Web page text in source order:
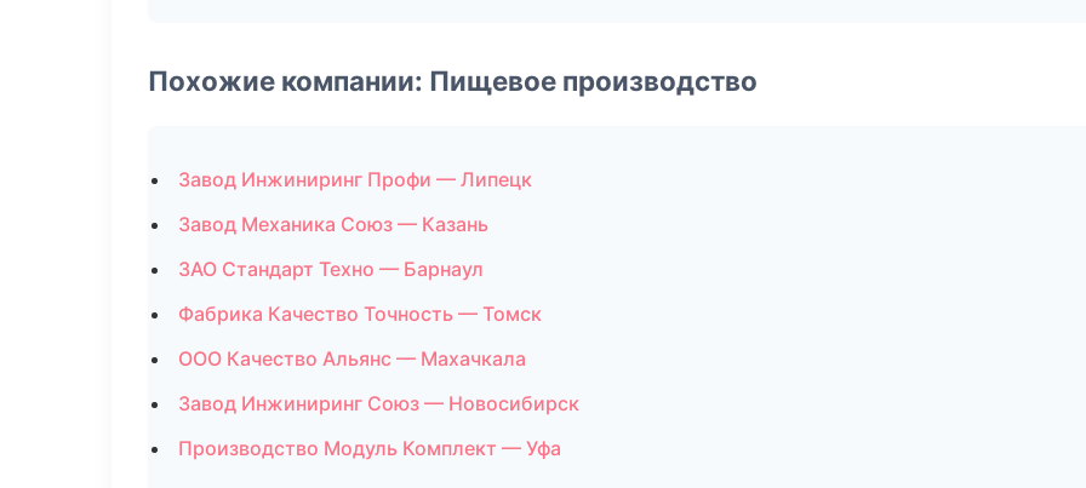
Похожие компании: Пищевое производство
Завод Инжиниринг Профи — Липецк
Завод Механика Союз — Казань
ЗАО Стандарт Техно — Барнаул
Фабрика Качество Точность — Томск
ООО Качество Альянс — Махачкала
Завод Инжиниринг Союз — Новосибирск
Производство Модуль Комплект — Уфа